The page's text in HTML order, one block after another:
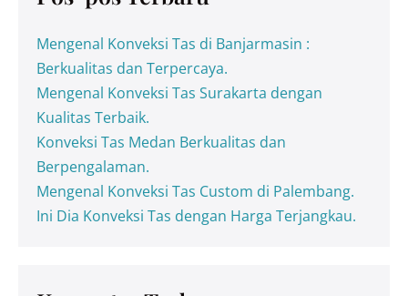
Mengenal Konveksi Tas di Banjarmasin :
Berkualitas dan Terpercaya.
Mengenal Konveksi Tas Surakarta dengan
Kualitas Terbaik.
Konveksi Tas Medan Berkualitas dan
Berpengalaman.
Mengenal Konveksi Tas Custom di Palembang.
Ini Dia Konveksi Tas dengan Harga Terjangkau.